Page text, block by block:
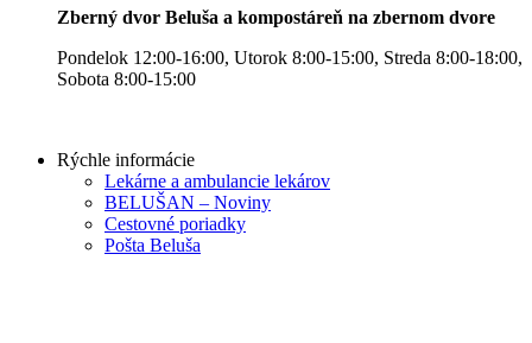
Zberný dvor Beluša a kompostáreň na zbernom dvore
Pondelok 12:00-16:00, Utorok 8:00-15:00, Streda 8:00-18:00,
Sobota 8:00-15:00
Rýchle informácie
Lekárne a ambulancie lekárov
BELUŠAN – Noviny
Cestovné poriadky
Pošta Beluša